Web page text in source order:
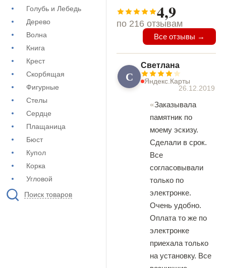
Голубь и Лебедь
Дерево
Волна
Книга
Крест
Скорбящая
Фигурные
Стелы
Сердце
Плащаница
Бюст
Купол
Корка
Угловой
Поиск товаров
4,9
по 216 отзывам
Все отзывы →
С
Светлана
Яндекс.Карты
26.12.2019
Заказывала
памятник по
моему эскизу.
Сделали в срок.
Все
согласовывали
только по
электронке.
Очень удобно.
Оплата то же по
электронке
приехала только
на установку. Все